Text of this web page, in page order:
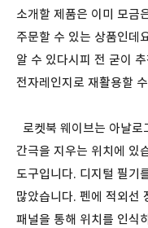
소개할 제품은 이미 모금
주문할 수 있는 상품인데
알 수 있다시피 전 굳이
전자레인지로 재활용할
로켓북 웨이브는 아날로
간극을 지우는 위치에 있
도구입니다. 디지털 필기
많았습니다. 펜에 적외선
패널을 통해 위치를 인식